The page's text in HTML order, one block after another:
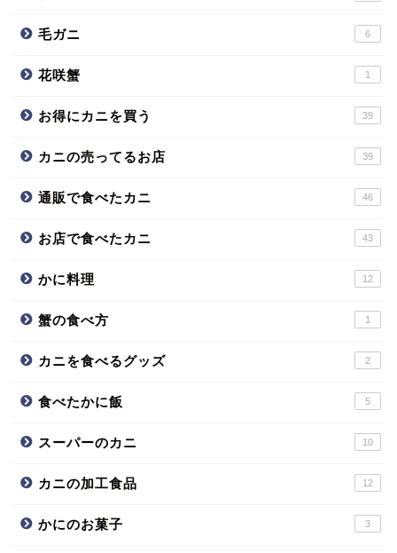
毛ガニ 6
花咲蟹 1
お得にカニを買う 39
カニの売ってるお店 39
通販で食べたカニ 46
お店で食べたカニ 43
かに料理 12
蟹の食べ方 1
カニを食べるグッズ 2
食べたかに飯 5
スーパーのカニ 10
カニの加工食品 12
かにのお菓子 3